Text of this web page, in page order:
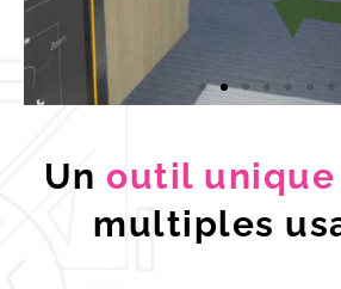
Visite
virtuelle
Un outil unique
multiples